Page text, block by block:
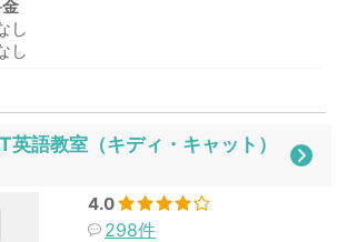
し
し
語教室（キディ・キャット）
4.0
298件